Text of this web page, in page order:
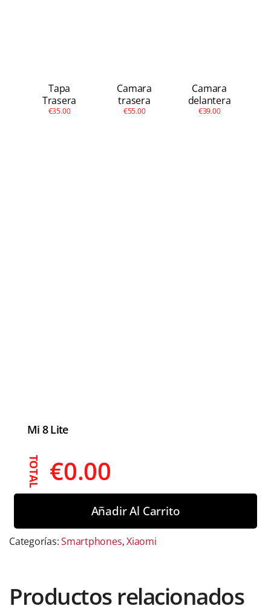
Tapa
Trasera
€35.00
Camara
trasera
€55.00
Camara
delantera
€39.00
Mi 8 Lite
TOTAL €0.00
Añadir Al Carrito
Categorías:Smartphones,Xiaomi
Productos relacionados